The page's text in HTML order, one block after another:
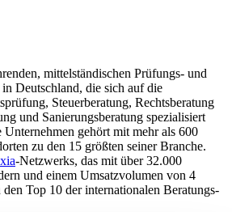
mittelständischen Prüfungs- und
Deutschland, die sich auf die
Steuerberatung, Rechtsberatung
und Sanierungsberatung spezialisiert
Unternehmen gehört mit mehr als 600
zu den 15 größten seiner Branche.
-Netzwerks, das mit über 32.000
und einem Umsatzvolumen von 4
Top 10 der internationalen Beratungs-